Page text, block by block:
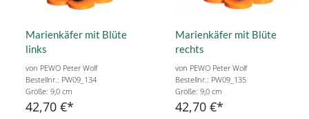
Marienkäfer mit Blüte
links
von PEWO Peter Wolf
Bestellnr.: PW09_134
Größe: 9,0 cm
42,70 €
Marienkäfer mit Blüte
rechts
von PEWO Peter Wolf
Bestellnr.: PW09_135
Größe: 9,0 cm
42,70 €